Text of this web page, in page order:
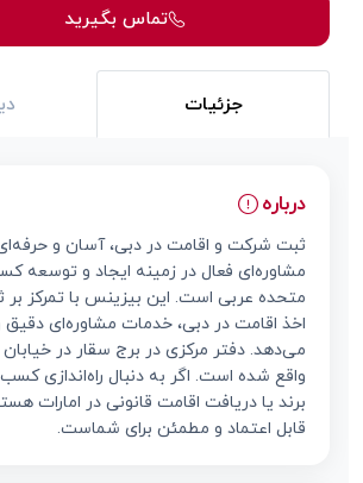
تماس بگیرید
جزئیات
درباره
ثبت شرکت و اقامت در دبی، آسان و
مشاوره‌ای فعال در زمینه ایجاد و توسعه
متحده عربی است. این بیزینس با تمرکز
اخذ اقامت در دبی، خدمات مشاوره‌ای دقیق و
می‌دهد. دفتر مرکزی در برج سقار در
واقع شده است. اگر به دنبال راه‌اندازی
برند یا دریافت اقامت قانونی در امارات
قابل اعتماد و مطمئن برای شماست.